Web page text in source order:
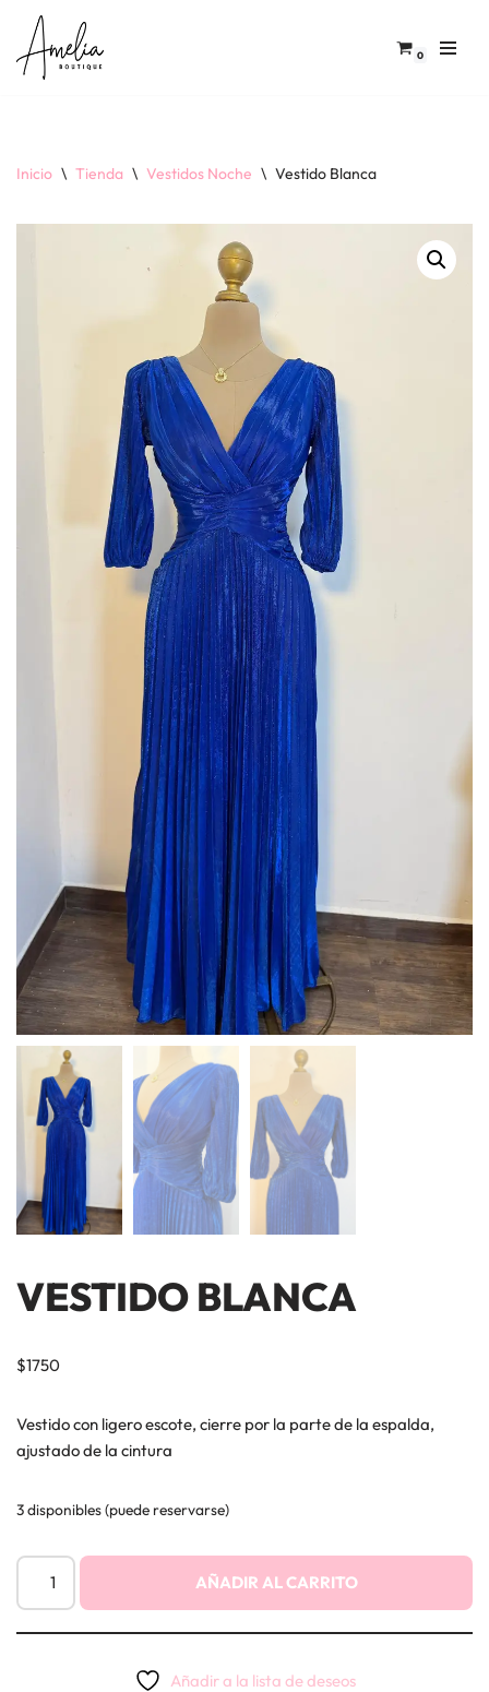
Saltar
0
Inicio \ Tienda \ Vestidos Noche \ Vestido Blanca
VESTIDO BLANCA
$1750
Vestido con ligero escote, cierre por la parte de la espalda,
ajustado de la cintura
3 disponibles (puede reservarse)
AÑADIR AL CARRITO
Añadir a la lista de deseos